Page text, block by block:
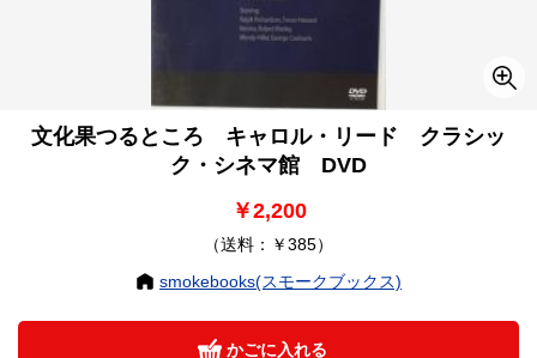
文化果つるところ キャロル・リード クラシッ
ク・シネマ館 DVD
￥2,200
（送料：￥385）
smokebooks(スモークブックス)
かごに入れる